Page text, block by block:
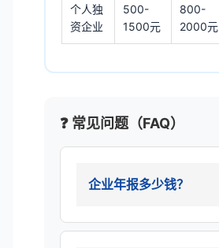
个人独
资企业
500-
1500元
800-
2000元
❓ 常见问题（FAQ）
企业年报多少钱？